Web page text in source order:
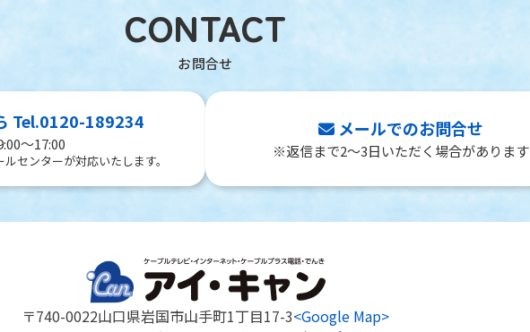
CONTACT
Tel.0120-189234
～17:00
センターが対応いたします。
メールでのお問合せ
※返信まで2～3日いただく場合があります
〒740-0022山口県岩国市山手町1丁目17-3<Google Map>